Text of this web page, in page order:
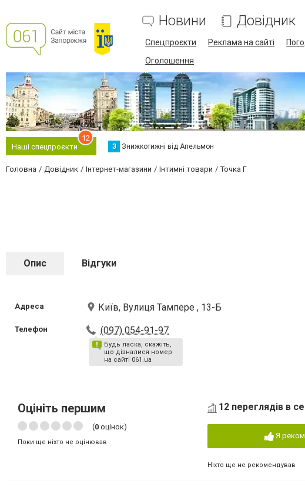
Новини Довідник
Спецпроєкти Реклама на сайті
Оголошення
Наші спецпроєкти
12
З Знижкотижні від Апельмон
Головна Довідник Інтернет-магазини Інтимні товари Точка Г
Опис Відгуки
Адреса Київ, Вулиця Тампере , 13-Б
Телефон (097) 054-91-97
Будь ласка, скажіть,
що дізналися номер
на сайті 061.ua
Оцініть першим
(0 оцінок)
Поки ще ніхто не оцінював
12 переглядів в
Я
Ніхто ще не рекомендував